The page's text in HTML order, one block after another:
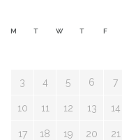
M T W T F
3 4 5 6 7
10 11 12 13 14
17 18 19 20 21